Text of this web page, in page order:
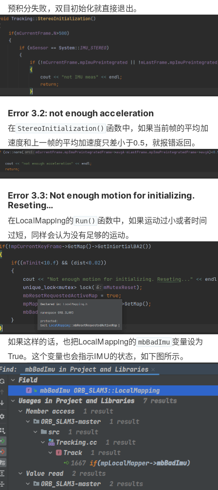
预积分失败，双目初始化就直接退出。
Error 3.2: not enough acceleration
在 StereoInitialization() 函数中，如果当前帧的平均加
速度和上一帧的平均加速度只差小于0.5，就报错返回。
Error 3.3: Not enough motion for initializing.
Reseting…
在LocalMapping的 Run() 函数中，如果运动过小或者时间
过短，同样会认为没有足够的运动。
如果这样的话，也把LocalMapping的 mbBadImu 变量设为
True。这个变量也会指示IMU的状态，如下图所示。